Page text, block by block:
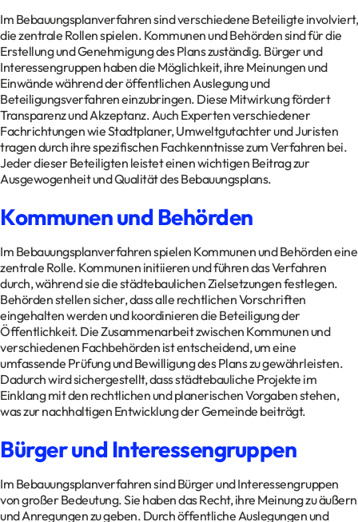
Im Bebauungsplanverfahren sind verschiedene Beteiligte involviert,
die zentrale Rollen spielen. Kommunen und Behörden sind für die
Erstellung und Genehmigung des Plans zuständig. Bürger und
Interessengruppen haben die Möglichkeit, ihre Meinungen und
Einwände während der öffentlichen Auslegung und
Beteiligungsverfahren einzubringen. Diese Mitwirkung fördert
Transparenz und Akzeptanz. Auch Experten verschiedener
Fachrichtungen wie Stadtplaner, Umweltgutachter und Juristen
tragen durch ihre spezifischen Fachkenntnisse zum Verfahren bei.
Jeder dieser Beteiligten leistet einen wichtigen Beitrag zur
Ausgewogenheit und Qualität des Bebauungsplans.
Kommunen und Behörden
Im Bebauungsplanverfahren spielen Kommunen und Behörden eine
zentrale Rolle. Kommunen initiieren und führen das Verfahren
durch, während sie die städtebaulichen Zielsetzungen festlegen.
Behörden stellen sicher, dass alle rechtlichen Vorschriften
eingehalten werden und koordinieren die Beteiligung der
Öffentlichkeit. Die Zusammenarbeit zwischen Kommunen und
verschiedenen Fachbehörden ist entscheidend, um eine
umfassende Prüfung und Bewilligung des Plans zu gewährleisten.
Dadurch wird sichergestellt, dass städtebauliche Projekte im
Einklang mit den rechtlichen und planerischen Vorgaben stehen,
was zur nachhaltigen Entwicklung der Gemeinde beiträgt.
Bürger und Interessengruppen
Im Bebauungsplanverfahren sind Bürger und Interessengruppen
von großer Bedeutung. Sie haben das Recht, ihre Meinung zu äußern
und Anregungen zu geben. Durch öffentliche Auslegungen und